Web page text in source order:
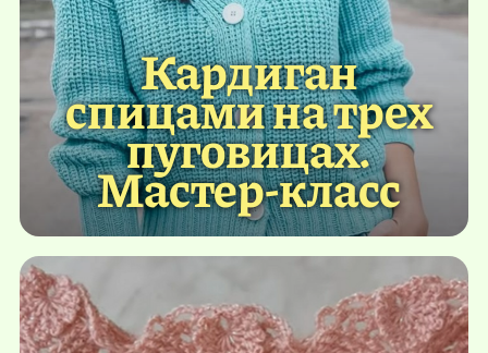
Кардиган
спицами на трех
пуговицах.
Мастер-класс